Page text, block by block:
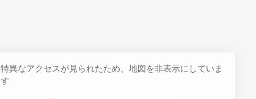
特異なアクセスが見られたため、地図を非表示にしていま
す